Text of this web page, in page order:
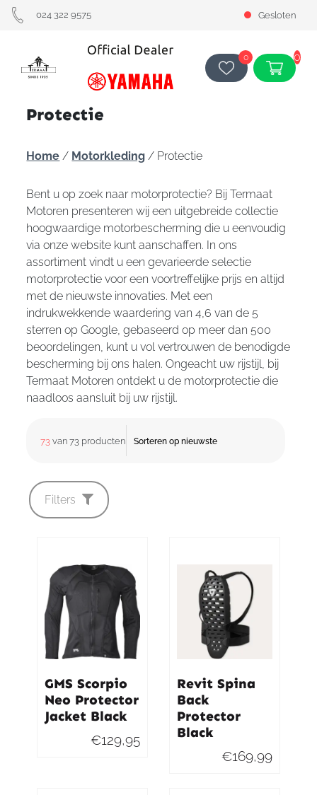
024 322 9575 Gesloten
0 0
Protectie
Home / Motorkleding / Protectie
Bent u op zoek naar motorprotectie? Bij Termaat
Motoren presenteren wij een uitgebreide collectie
hoogwaardige motorbescherming die u eenvoudig
via onze website kunt aanschaffen. In ons
assortiment vindt u een gevarieerde selectie
motorprotectie voor een voortreffelijke prijs en altijd
met de nieuwste innovaties. Met een
indrukwekkende waardering van 4,6 van de 5
sterren op Google, gebaseerd op meer dan 500
beoordelingen, kunt u vol vertrouwen de benodigde
bescherming bij ons halen. Ongeacht uw rijstijl, bij
Termaat Motoren ontdekt u de motorprotectie die
naadloos aansluit bij uw rijstijl.
73 van 73 producten
Filters
GMS Scorpio
Neo Protector
Jacket Black
€129,95
Revit Spina
Back
Protector
Black
€169,99